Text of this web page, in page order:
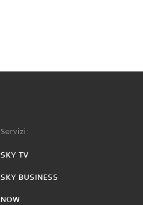
Servizi:
SKY TV
SKY BUSINESS
NOW